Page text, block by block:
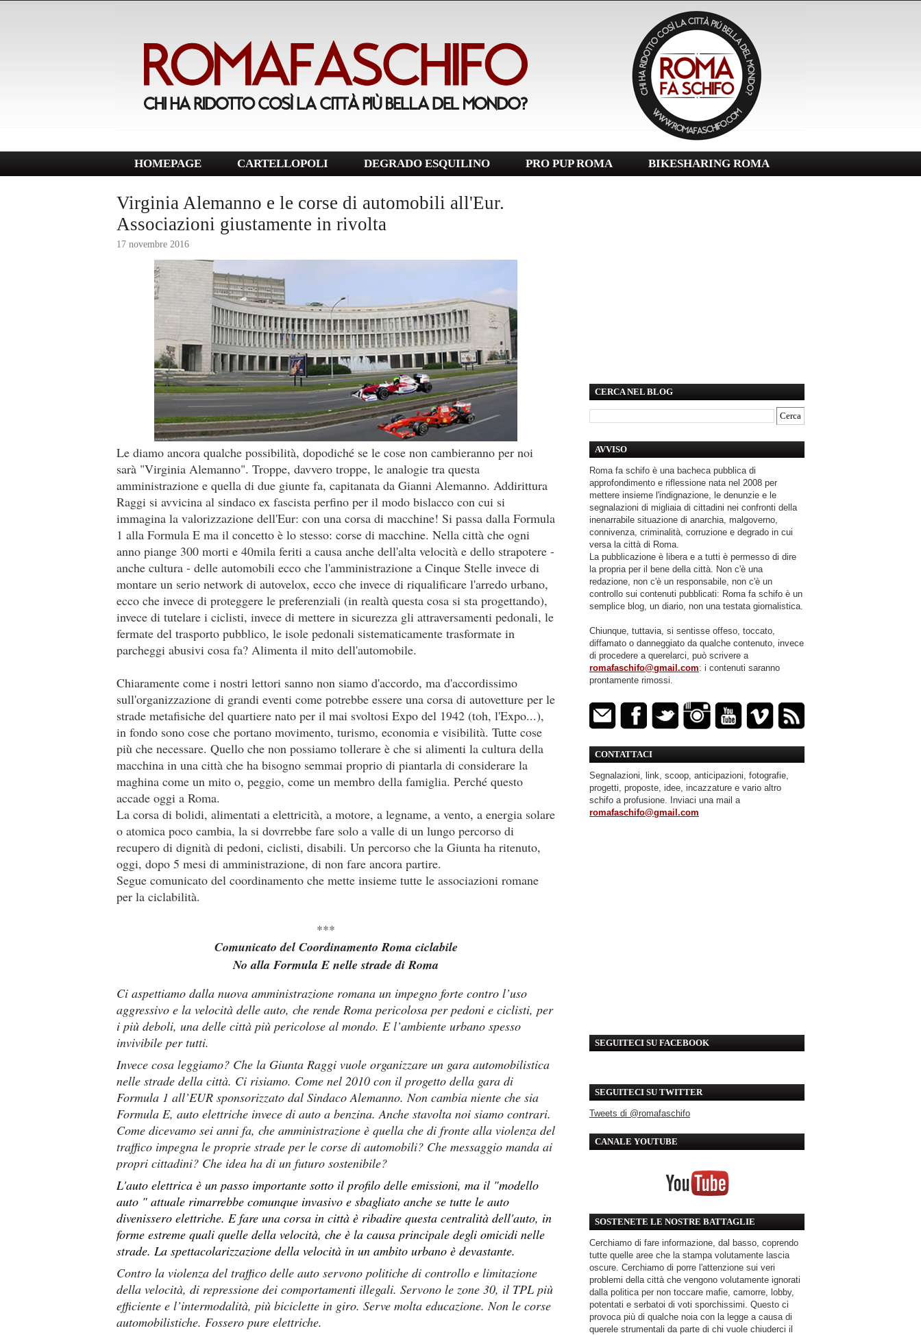
HOMEPAGE CARTELLOPOLI DEGRADO ESQUILINO PRO PUP ROMA BIKESHARING ROMA
Virginia Alemanno e le corse di automobili all'Eur.
Associazioni giustamente in rivolta
17 novembre 2016
Le diamo ancora qualche possibilità, dopodiché se le cose non cambieranno per noi
sarà "Virginia Alemanno". Troppe, davvero troppe, le analogie tra questa
amministrazione e quella di due giunte fa, capitanata da Gianni Alemanno. Addirittura
Raggi si avvicina al sindaco ex fascista perfino per il modo bislacco con cui si
immagina la valorizzazione dell'Eur: con una corsa di macchine! Si passa dalla Formula
1 alla Formula E ma il concetto è lo stesso: corse di macchine. Nella città che ogni
anno piange 300 morti e 40mila feriti a causa anche dell'alta velocità e dello strapotere -
anche cultura - delle automobili ecco che l'amministrazione a Cinque Stelle invece di
montare un serio network di autovelox, ecco che invece di riqualificare l'arredo urbano,
ecco che invece di proteggere le preferenziali (in realtà questa cosa si sta progettando),
invece di tutelare i ciclisti, invece di mettere in sicurezza gli attraversamenti pedonali, le
fermate del trasporto pubblico, le isole pedonali sistematicamente trasformate in
parcheggi abusivi cosa fa? Alimenta il mito dell'automobile.
Chiaramente come i nostri lettori sanno non siamo d'accordo, ma d'accordissimo
sull'organizzazione di grandi eventi come potrebbe essere una corsa di autovetture per le
strade metafisiche del quartiere nato per il mai svoltosi Expo del 1942 (toh, l'Expo...),
in fondo sono cose che portano movimento, turismo, economia e visibilità. Tutte cose
più che necessare. Quello che non possiamo tollerare è che si alimenti la cultura della
macchina in una città che ha bisogno semmai proprio di piantarla di considerare la
maghina come un mito o, peggio, come un membro della famiglia. Perché questo
accade oggi a Roma.
La corsa di bolidi, alimentati a elettricità, a motore, a legname, a vento, a energia solare
o atomica poco cambia, la si dovrrebbe fare solo a valle di un lungo percorso di
recupero di dignità di pedoni, ciclisti, disabili. Un percorso che la Giunta ha ritenuto,
oggi, dopo 5 mesi di amministrazione, di non fare ancora partire.
Segue comunicato del coordinamento che mette insieme tutte le associazioni romane
per la ciclabilità.
***
Comunicato del Coordinamento Roma ciclabile
No alla Formula E nelle strade di Roma
Ci aspettiamo dalla nuova amministrazione romana un impegno forte contro l’uso
aggressivo e la velocità delle auto, che rende Roma pericolosa per pedoni e ciclisti, per
i più deboli, una delle città più pericolose al mondo. E l’ambiente urbano spesso
invivibile per tutti.
Invece cosa leggiamo? Che la Giunta Raggi vuole organizzare un gara automobilistica
nelle strade della città. Ci risiamo. Come nel 2010 con il progetto della gara di
Formula 1 all’EUR sponsorizzato dal Sindaco Alemanno. Non cambia niente che sia
Formula E, auto elettriche invece di auto a benzina. Anche stavolta noi siamo contrari.
Come dicevamo sei anni fa, che amministrazione è quella che di fronte alla violenza del
traffico impegna le proprie strade per le corse di automobili? Che messaggio manda ai
propri cittadini? Che idea ha di un futuro sostenibile?
L'auto elettrica è un passo importante sotto il profilo delle emissioni, ma il "modello
auto " attuale rimarrebbe comunque invasivo e sbagliato anche se tutte le auto
divenissero elettriche. E fare una corsa in città è ribadire questa centralità dell'auto, in
forme estreme quali quelle della velocità, che è la causa principale degli omicidi nelle
strade. La spettacolarizzazione della velocità in un ambito urbano è devastante.
Contro la violenza del traffico delle auto servono politiche di controllo e limitazione
della velocità, di repressione dei comportamenti illegali. Servono le zone 30, il TPL più
efficiente e l’intermodalità, più biciclette in giro. Serve molta educazione. Non le corse
automobilistiche. Fossero pure elettriche.
CERCA NEL BLOG
AVVISO
Roma fa schifo è una bacheca pubblica di
approfondimento e riflessione nata nel 2008 per
mettere insieme l'indignazione, le denunzie e le
segnalazioni di migliaia di cittadini nei confronti della
inenarrabile situazione di anarchia, malgoverno,
connivenza, criminalità, corruzione e degrado in cui
versa la città di Roma.
La pubblicazione è libera e a tutti è permesso di dire
la propria per il bene della città. Non c'è una
redazione, non c'è un responsabile, non c'è un
controllo sui contenuti pubblicati: Roma fa schifo è un
semplice blog, un diario, non una testata giornalistica.
Chiunque, tuttavia, si sentisse offeso, toccato,
diffamato o danneggiato da qualche contenuto, invece
di procedere a querelarci, può scrivere a
romafaschifo@gmail.com: i contenuti saranno
prontamente rimossi.
CONTATTACI
Segnalazioni, link, scoop, anticipazioni, fotografie,
progetti, proposte, idee, incazzature e vario altro
schifo a profusione. Inviaci una mail a
romafaschifo@gmail.com
SEGUITECI SU FACEBOOK
SEGUITECI SU TWITTER
Tweets di @romafaschifo
CANALE YOUTUBE
SOSTENETE LE NOSTRE BATTAGLIE
Cerchiamo di fare informazione, dal basso, coprendo
tutte quelle aree che la stampa volutamente lascia
oscure. Cerchiamo di porre l'attenzione sui veri
problemi della città che vengono volutamente ignorati
dalla politica per non toccare mafie, camorre, lobby,
potentati e serbatoi di voti sporchissimi. Questo ci
provoca più di qualche noia con la legge a causa di
querele strumentali da parte di chi vuole chiuderci il